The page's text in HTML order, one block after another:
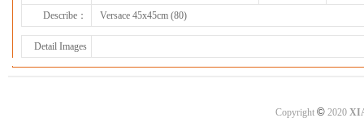
Describe：
Versace 45x45cm (80)
Detail Images
Copyright ©2020